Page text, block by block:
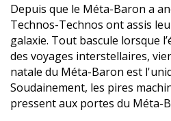
Depuis que le Méta-Baron a
Technos-Technos ont assis
galaxie. Tout bascule lorsque
des voyages interstellaires,
natale du Méta-Baron est
Soudainement, les pires
pressent aux portes du Méta-